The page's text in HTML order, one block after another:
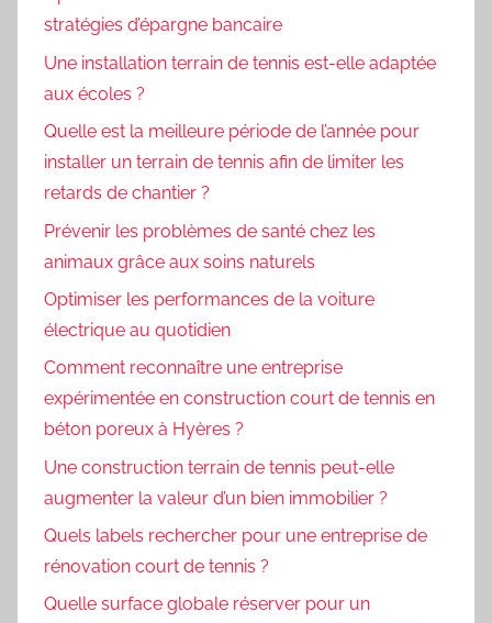
stratégies d’épargne bancaire
Une installation terrain de tennis est-elle adaptée
aux écoles ?
Quelle est la meilleure période de l’année pour
installer un terrain de tennis afin de limiter les
retards de chantier ?
Prévenir les problèmes de santé chez les
animaux grâce aux soins naturels
Optimiser les performances de la voiture
électrique au quotidien
Comment reconnaître une entreprise
expérimentée en construction court de tennis en
béton poreux à Hyères ?
Une construction terrain de tennis peut-elle
augmenter la valeur d’un bien immobilier ?
Quels labels rechercher pour une entreprise de
rénovation court de tennis ?
Quelle surface globale réserver pour un